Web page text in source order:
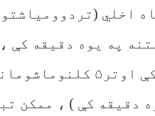
دقیقه کې ) ، ممکن